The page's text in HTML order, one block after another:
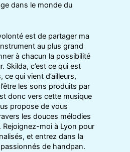
dans le monde du
est de partager ma
au plus grand
à chacun la possibilité
Skilda, c’est ce qui est
ce qui vient d’ailleurs,
les sons produits par
donc vers cette musique
propose de vous
les douces mélodies
moi à Lyon pour
et entrez dans la
de handpan.